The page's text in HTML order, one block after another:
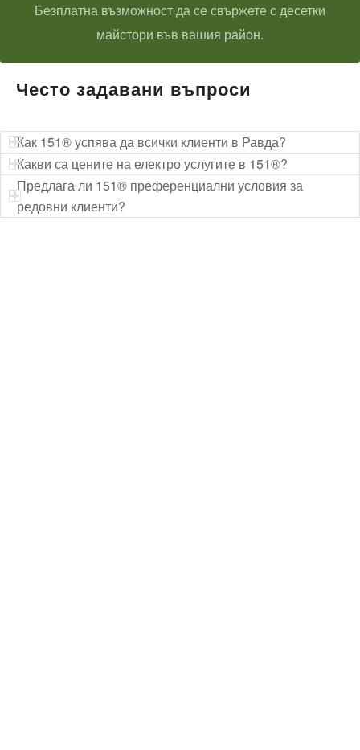
Безплатна възможност да се свържете с десетки
майстори във вашия район.
Често задавани въпроси
Как 151® успява да всички клиенти в Равда?
Какви са цените на електро услугите в 151®?
Предлага ли 151® преференциални условия за
редовни клиенти?